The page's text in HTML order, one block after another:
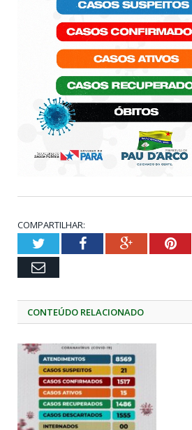
COMPARTILHAR:
TwitterFacebookGoogle+
Email
CONTEÚDO RELACIONADO